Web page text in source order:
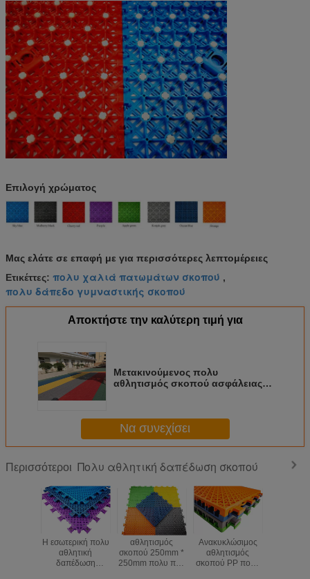
Επιλογή χρώματος
Μας ελάτε σε επαφή με για περισσότερες λεπτομέρειες
Ετικέττες: πολυ χαλιά πατωμάτων σκοπού ,
πολυ δάπεδο γυμναστικής σκοπού
Αποκτήστε την καλύτερη τιμή για
Μετακινούμενος πολυ
αθλητισμός σκοπού ασφάλειας
κραδασμούς κόκκινα μακρά ζωή
Να συνεχίσει
Περισσότεροι Πολυ αθλητική δαπέδωση σκοπού
Η εσωτερική πολυ
αθλητική
δαπέδωση
αθλητισμός
σκοπού 250mm *
250mm πολυ που
Ανακυκλώσιμος
αθλητισμός
σκοπού PP πολυ